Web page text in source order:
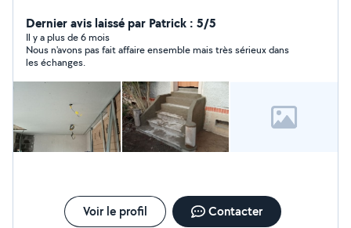
Dernier avis laissé par Patrick : 5/5
Il y a plus de 6 mois
Nous n'avons pas fait affaire ensemble mais très sérieux dans
les échanges.
Voir le profil Contacter